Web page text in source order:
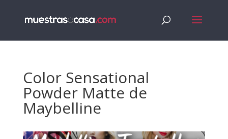
Color Sensational
Powder Matte de
Maybelline